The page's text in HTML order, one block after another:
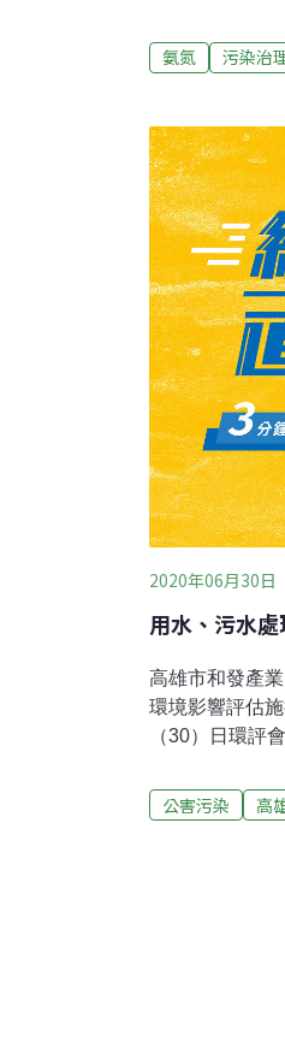
工業區中的主
水用量，未來
一倍 和發產業
為81.8及54.3
容納90家廠商
作。因已進駐
業進駐需求，
氨氮 污染治
2020年06月30日
用水、污水
高雄市和發產
環境影響評估
（30）日環評
來水水源皆來
堰）供給來源
公害污染 高